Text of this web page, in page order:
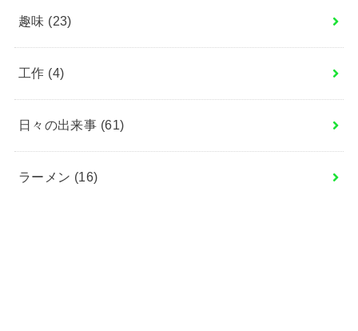
趣味 (23)
工作 (4)
日々の出来事 (61)
ラーメン (16)